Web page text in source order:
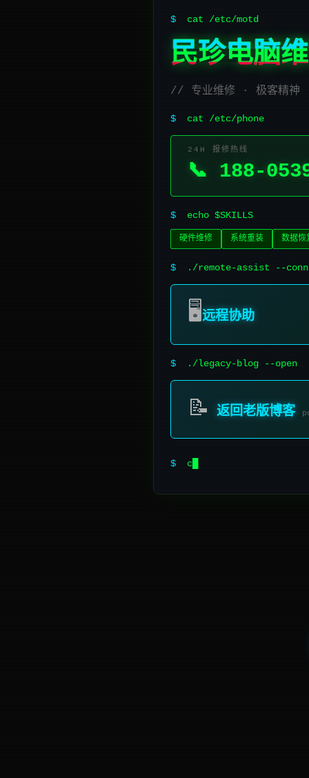
$ cat /etc/motd
民珍电脑
// 专业维修 · 极客精神
$ cat /etc/phone
24H 报修热线
📞 188-
$ echo $SKILLS
硬件维修 系统重装 数据恢
$ ./remote-assist --
🖥️远程协助
$ ./legacy-blog --open
📝 返回老版博客
$ chmod 777 /perf